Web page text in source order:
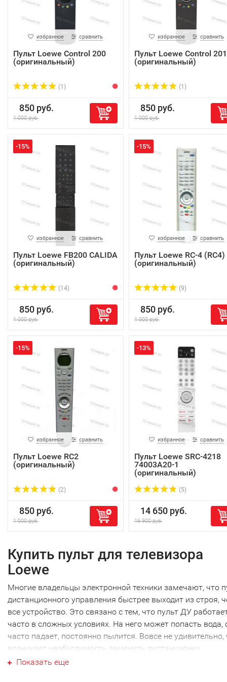
избранное сравнить
Пульт Loewe Control 200
(оригинальный)
(1)
850 руб.
1 000 руб.
избранное сравнить
Пульт Loewe Control 201
(оригинальный)
(1)
850 руб.
1 000 руб.
-15%
избранное сравнить
Пульт Loewe FB200 CALIDA
(оригинальный)
(14)
850 руб.
1 000 руб.
-15%
избранное сравнить
Пульт Loewe RC-4 (RC4)
(оригинальный)
(9)
850 руб.
1 000 руб.
-15%
избранное сравнить
Пульт Loewe RC2
(оригинальный)
(2)
850 руб.
1 000 руб.
-13%
избранное сравнить
Пульт Loewe SRC-4218
74003A20-1
(оригинальный)
(5)
14 650 руб.
16 900 руб.
Купить пульт для телевизора
Loewe
Многие владельцы электронной техники замечают, что
дистанционного управления быстрее выходит из строя,
все устройство. Это связано с тем, что пульт ДУ
часто в сложных условиях. На него может попасть вода,
часто падает, постоянно пылится. Вовсе не удивительно,
возникает необходимость заменить дистанционку.
Ваш пульт для телевизора
Показать еще